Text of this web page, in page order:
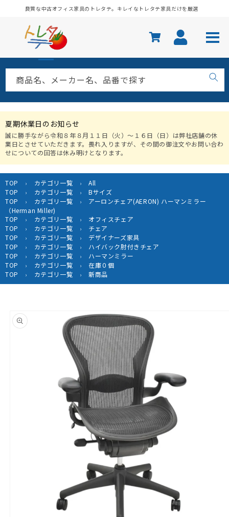
ンツに
良質な中古オフィス家具のトレタテ。キレイなトレタテ家具だけを厳選
商品名、メーカー名、品番で探す
夏期休業日のお知らせ
誠に勝手ながら令和８年８月１１日（火）〜１６日（日）は弊社店舗の休
業日とさせていただきます。畏れ入りますが、その間の御注文やお問い合わ
せについての回答は休み明けとなります。
TOP › カテゴリ一覧 ›
All
TOP
› カテゴリ一覧 ›
Bサイズ
TOP
› カテゴリ一覧 ›
アーロンチェア(AERON) ハーマンミラー
（Herman Miller)
TOP
› カテゴリ一覧 ›
オフィスチェア
TOP
› カテゴリ一覧 ›
チェア
TOP
› カテゴリ一覧 ›
デザイナーズ家具
TOP
› カテゴリ一覧 ›
ハイバック肘付きチェア
TOP
› カテゴリ一覧 ›
ハーマンミラー
TOP
› カテゴリ一覧 ›
在庫０個
TOP
› カテゴリ一覧 › 新商品
報にス
キップ